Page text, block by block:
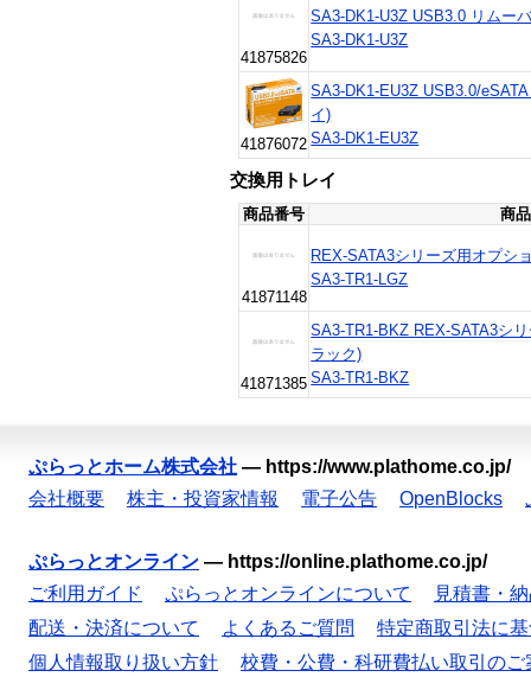
41875826
SA3-DK1-U3Z USB3.0 リムー
SA3-DK1-U3Z
41876072
SA3-DK1-EU3Z USB3.0/
イ)
SA3-DK1-EU3Z
交換用トレイ
商品番号 商
41871148
REX-SATA3シリーズ用オプシ
SA3-TR1-LGZ
41871385
SA3-TR1-BKZ REX-SATA3シ
ラック)
SA3-TR1-BKZ
ぷらっとホーム株式会社 — https://www.plathome.co.jp/
会社概要
株主・投資家情報 電子公告 OpenBlocks
ぷらっとオンライン — https://online.plathome.co.jp/
ご利用ガイド
ぷらっとオンラインについて
見積書・
配送・決済について
よくあるご質問
特定商取引法に
個人情報取り扱い方針
校費・公費・科研費払い取引のご